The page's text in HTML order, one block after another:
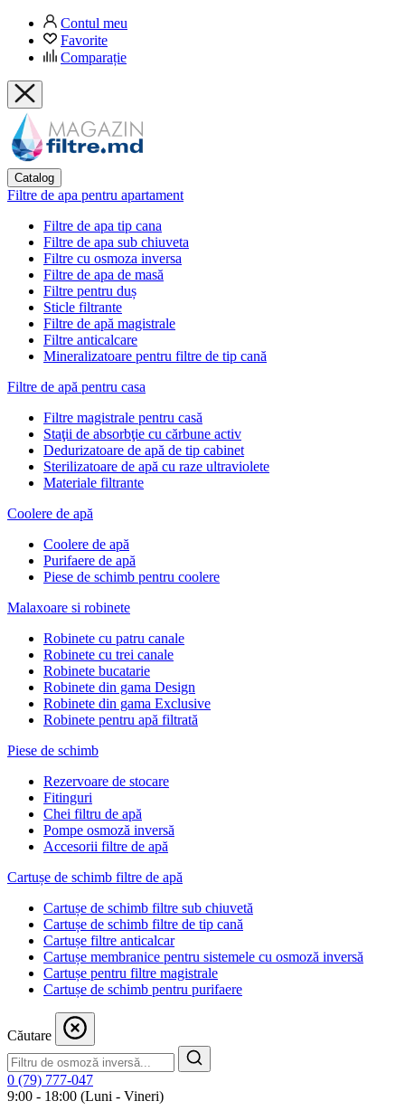
Contul meu
Favorite
Comparație
Catalog
Filtre de apa pentru apartament
Filtre de apa tip cana
Filtre de apa sub chiuveta
Filtre cu osmoza inversa
Filtre de apa de masă
Filtre pentru duș
Sticle filtrante
Filtre de apă magistrale
Filtre anticalcare
Mineralizatoare pentru filtre de tip cană
Filtre de apă pentru casa
Filtre magistrale pentru casă
Staţii de absorbţie cu cărbune activ
Dedurizatoare de apă de tip cabinet
Sterilizatoare de apă cu raze ultraviolete
Materiale filtrante
Coolere de apă
Сoolere de apă
Purifaere de apă
Piese de schimb pentru coolere
Malaxoare si robinete
Robinete cu patru canale
Robinete cu trei canale
Robinete bucatarie
Robinete din gama Design
Robinete din gama Exclusive
Robinete pentru apă filtrată
Piese de schimb
Rezervoare de stocare
Fitinguri
Chei filtru de apă
Pompe osmoză inversă
Accesorii filtre de apă
Cartușe de schimb filtre de apă
Cartușe de schimb filtre sub chiuvetă
Cartușe de schimb filtre de tip cană
Cartușe filtre anticalcar
Cartușe membranice pentru sistemele cu osmoză inversă
Cartușe pentru filtre magistrale
Cartușe de schimb pentru purifaere
Căutare
0 (79) 777-047
9:00 - 18:00 (Luni - Vineri)